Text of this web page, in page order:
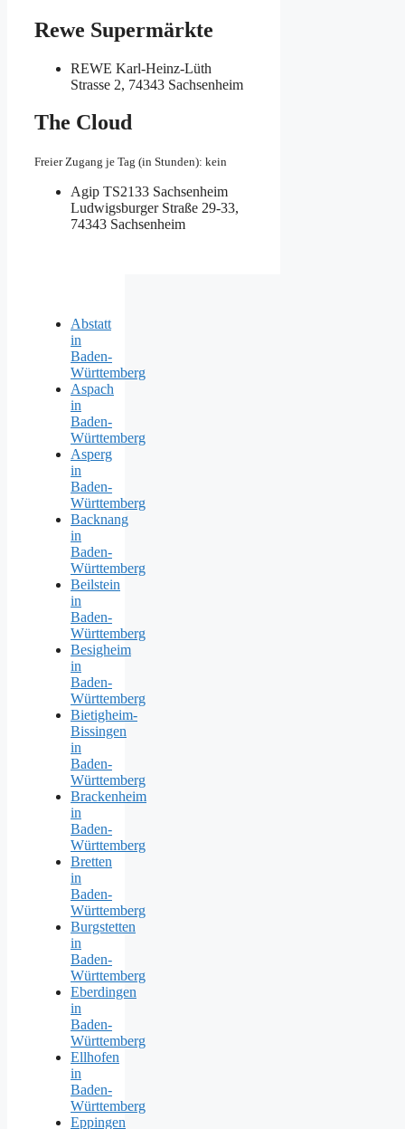
Rewe Supermärkte
REWE Karl-Heinz-Lüth
Strasse 2, 74343 Sachsenheim
The Cloud
Freier Zugang je Tag (in Stunden): kein
Agip TS2133 Sachsenheim
Ludwigsburger Straße 29-33,
74343 Sachsenheim
Abstatt
in
Baden-
Württemberg
Aspach
in
Baden-
Württemberg
Asperg
in
Baden-
Württemberg
Backnang
in
Baden-
Württemberg
Beilstein
in
Baden-
Württemberg
Besigheim
in
Baden-
Württemberg
Bietigheim-
Bissingen
in
Baden-
Württemberg
Brackenheim
in
Baden-
Württemberg
Bretten
in
Baden-
Württemberg
Burgstetten
in
Baden-
Württemberg
Eberdingen
in
Baden-
Württemberg
Ellhofen
in
Baden-
Württemberg
Eppingen